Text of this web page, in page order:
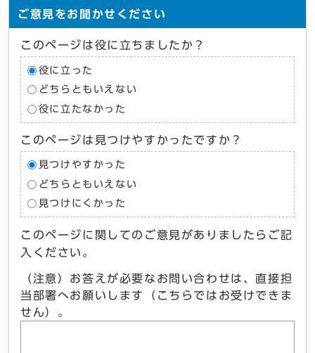
ご意見をお聞かせください
このページは役に立ちましたか？
役に立った
どちらともいえない
役に立たなかった
このページは見つけやすかったですか？
見つけやすかった
どちらともいえない
見つけにくかった
このページに関してのご意見がありましたらご記
入ください。
（注意）お答えが必要なお問い合わせは、直接担
当部署へお願いします（こちらではお受けできま
せん）。